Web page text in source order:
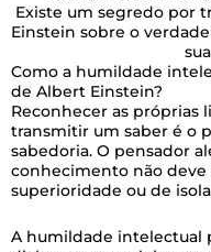
Existe um segredo por
Einstein sobre o
Como a humildade
de Albert Einstein?
Reconhecer as
transmitir um saber é o
sabedoria. O pensador
conhecimento não
superioridade ou de
A humildade intelectual